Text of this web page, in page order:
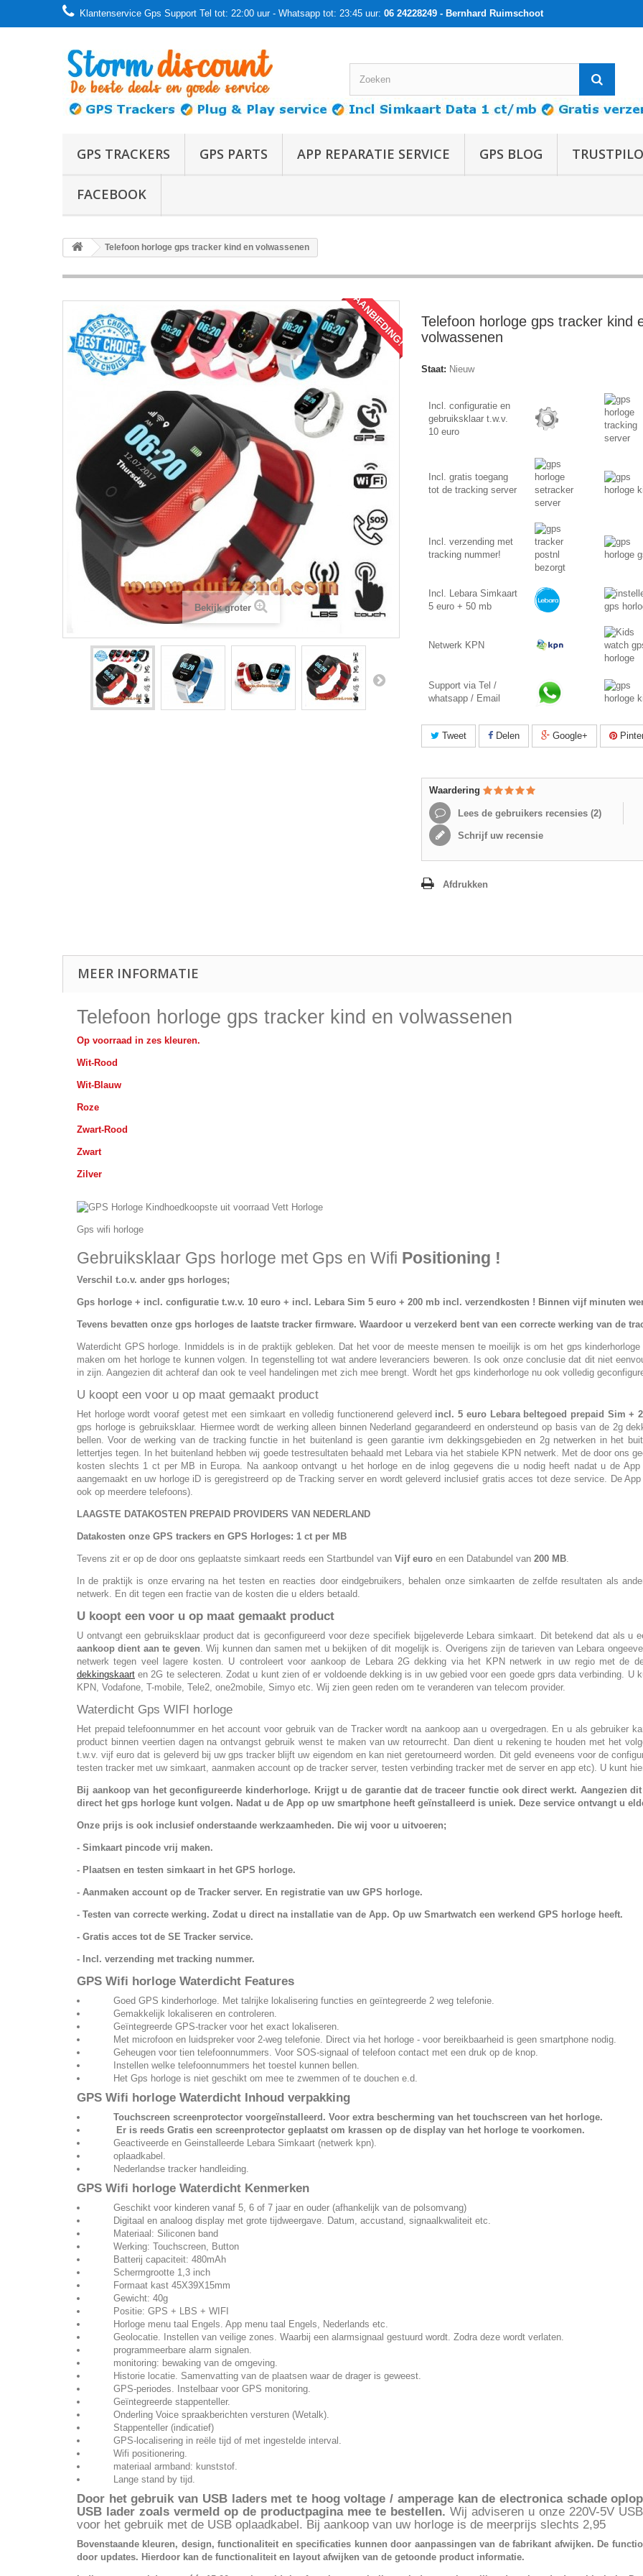
Klantenservice Gps Support Tel tot: 22:00 uur - Whatsapp tot: 23:45 uur: 06 24228249 - Bernhard Ruimschoot
GPS TRACKERS GPS PARTS APP REPARATIE SERVICE GPS BLOG
FACEBOOK
Telefoon horloge gps tracker kind en volwassenen
AANBIEDING!
Bekijk groter
Telefoon horloge gps tracker kind
volwassenen
Staat: Nieuw
Incl. configuratie en
gebruiksklaar t.w.v.
10 euro
Incl. gratis toegang
tot de tracking server
Incl. verzending met
tracking nummer!
Incl. Lebara Simkaart
5 euro + 50 mb
Netwerk KPN
Support via Tel /
whatsapp / Email
Tweet Delen Google+
Waardering
Lees de gebruikers recensies (2)
Schrijf uw recensie
Afdrukken
MEER INFORMATIE
Telefoon horloge gps tracker kind en volwassenen
Op voorraad in zes kleuren.
Wit-Rood
Wit-Blauw
Roze
Zwart-Rood
Zwart
Zilver
Gps wifi horloge
Gebruiksklaar Gps horloge met Gps en Wifi Positioning !
Verschil t.o.v. ander gps horloges;
Gps horloge + incl. configuratie t.w.v. 10 euro + incl. Lebara Sim 5 euro + 200 mb incl. verzendkosten ! Binnen vijf minuten
Tevens bevatten onze gps horloges de laatste tracker firmware. Waardoor u verzekerd bent van een correcte werking van de
Waterdicht GPS horloge. Inmiddels is in de praktijk gebleken. Dat het voor de meeste mensen te moeilijk is om het gps
maken om het horloge te kunnen volgen. In tegenstelling tot wat andere leveranciers beweren. Is ook onze conclusie dat dit niet
in zijn. Aangezien dit achteraf dan ook te veel handelingen met zich mee brengt. Wordt het gps kinderhorloge nu ook volledig
U koopt een voor u op maat gemaakt product
Het horloge wordt vooraf getest met een simkaart en volledig functionerend geleverd incl. 5 euro Lebara beltegoed prepaid Sim +
gps horloge is gebruiksklaar. Hiermee wordt de werking alleen binnen Nederland gegarandeerd en ondersteund op basis van de 2g
bellen. Voor de werking van de tracking functie in het buitenland is geen garantie ivm dekkingsgebieden en 2g netwerken in het
lettertjes tegen. In het buitenland hebben wij goede testresultaten behaald met Lebara via het stabiele KPN netwerk. Met de door ons
kosten slechts 1 ct per MB in Europa. Na aankoop ontvangt u het horloge en de inlog gegevens die u nodig heeft nadat u de
aangemaakt en uw horloge iD is geregistreerd op de Tracking server en wordt geleverd inclusief gratis acces tot deze service. De
ook op meerdere telefoons).
LAAGSTE DATAKOSTEN PREPAID PROVIDERS VAN NEDERLAND
Datakosten onze GPS trackers en GPS Horloges: 1 ct per MB
Tevens zit er op de door ons geplaatste simkaart reeds een Startbundel van Vijf euro en een Databundel van 200 MB
In de praktijk is onze ervaring na het testen en reacties door eindgebruikers, behalen onze simkaarten de zelfde resultaten als
netwerk. En dit tegen een fractie van de kosten die u elders betaald.
U koopt een voor u op maat gemaakt product
U ontvangt een gebruiksklaar product dat is geconfigureerd voor deze specifiek bijgeleverde Lebara simkaart. Dit betekend dat als
aankoop dient aan te geven . Wij kunnen dan samen met u bekijken of dit mogelijk is. Overigens zijn de tarieven van Lebara
netwerk tegen veel lagere kosten. U controleert voor aankoop de Lebara 2G dekking via het KPN netwerk in uw regio met de
dekkingskaart en 2G te selecteren. Zodat u kunt zien of er voldoende dekking is in uw gebied voor een goede gprs data verbinding. U
KPN, Vodafone, T-mobile, Tele2, one2mobile, Simyo etc. Wij zien geen reden om te veranderen van telecom provider.
Waterdicht Gps WIFI horloge
Het prepaid telefoonnummer en het account voor gebruik van de Tracker wordt na aankoop aan u overgedragen. En u als gebruiker
product binnen veertien dagen na ontvangst gebruik wenst te maken van uw retourrecht. Dan dient u rekening te houden met het
t.w.v. vijf euro dat is geleverd bij uw gps tracker blijft uw eigendom en kan niet geretourneerd worden. Dit geld eveneens voor de
testen tracker met uw simkaart, aanmaken account op de tracker server, testen verbinding tracker met de server en app etc). U kunt
Bij aankoop van het geconfigureerde kinderhorloge. Krijgt u de garantie dat de traceer functie ook direct werkt. Aangezien
direct het gps horloge kunt volgen. Nadat u de App op uw smartphone heeft geïnstalleerd is uniek. Deze service ontvangt u
Onze prijs is ook inclusief onderstaande werkzaamheden. Die wij voor u uitvoeren;
- Simkaart pincode vrij maken.
- Plaatsen en testen simkaart in het GPS horloge.
- Aanmaken account op de Tracker server. En registratie van uw GPS horloge.
- Testen van correcte werking. Zodat u direct na installatie van de App. Op uw Smartwatch een werkend GPS horloge heeft.
- Gratis acces tot de SE Tracker service.
- Incl. verzending met tracking nummer.
GPS Wifi horloge Waterdicht Features
Goed GPS kinderhorloge. Met talrijke lokalisering functies en geïntegreerde 2 weg telefonie.
Gemakkelijk lokaliseren en controleren.
Geïntegreerde GPS-tracker voor het exact lokaliseren.
Met microfoon en luidspreker voor 2-weg telefonie. Direct via het horloge - voor bereikbaarheid is geen smartphone nodig.
Geheugen voor tien telefoonnummers. Voor SOS-signaal of telefoon contact met een druk op de knop.
Instellen welke telefoonnummers het toestel kunnen bellen.
Het Gps horloge is niet geschikt om mee te zwemmen of te douchen e.d.
GPS Wifi horloge Waterdicht Inhoud verpakking
Touchscreen screenprotector voorgeïnstalleerd. Voor extra bescherming van het touchscreen van het horloge.
Er is reeds Gratis een screenprotector geplaatst om krassen op de display van het horloge te voorkomen.
Geactiveerde en Geinstalleerde Lebara Simkaart (netwerk kpn).
oplaadkabel.
Nederlandse tracker handleiding.
GPS Wifi horloge Waterdicht Kenmerken
Geschikt voor kinderen vanaf 5, 6 of 7 jaar en ouder (afhankelijk van de polsomvang)
Digitaal en analoog display met grote tijdweergave. Datum, accustand, signaalkwaliteit etc.
Materiaal: Siliconen band
Werking: Touchscreen, Button
Batterij capaciteit: 480mAh
Schermgrootte 1,3 inch
Formaat kast 45X39X15mm
Gewicht: 40g
Positie: GPS + LBS + WIFI
Horloge menu taal Engels. App menu taal Engels, Nederlands etc.
Geolocatie. Instellen van veilige zones. Waarbij een alarmsignaal gestuurd wordt. Zodra deze wordt verlaten.
programmeerbare alarm signalen.
monitoring: bewaking van de omgeving.
Historie locatie. Samenvatting van de plaatsen waar de drager is geweest.
GPS-periodes. Instelbaar voor GPS monitoring.
Geïntegreerde stappenteller.
Onderling Voice spraakberichten versturen (Wetalk).
Stappenteller (indicatief)
GPS-localisering in reële tijd of met ingestelde interval.
Wifi positionering.
materiaal armband: kunststof.
Lange stand by tijd.
Door het gebruik van USB laders met te hoog voltage / amperage kan de electronica schade
USB lader zoals vermeld op de productpagina mee te bestellen. Wij adviseren u onze 220V-5V
voor het gebruik met de USB oplaadkabel. Bij aankoop van uw horloge is de meerprijs slechts 2,95
Bovenstaande kleuren, design, functionaliteit en specificaties kunnen door aanpassingen van de fabrikant afwijken. De
door updates. Hierdoor kan de functionaliteit en layout afwijken van de getoonde product informatie.